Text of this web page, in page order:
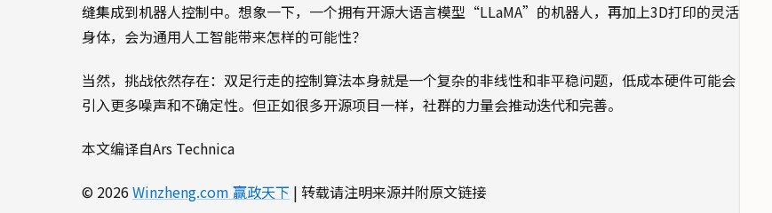
缝集成到机器人控制中。想象一下，一个拥有开源大语言模型“LLaMA”的机器人，再加上3D打印的灵活
身体，会为通用人工智能带来怎样的可能性？
当然，挑战依然存在：双足行走的控制算法本身就是一个复杂的非线性和非平稳问题，低成本硬件可能会
引入更多噪声和不确定性。但正如很多开源项目一样，社群的力量会推动迭代和完善。
本文编译自Ars Technica
© 2026 Winzheng.com 赢政天下 | 转载请注明来源并附原文链接